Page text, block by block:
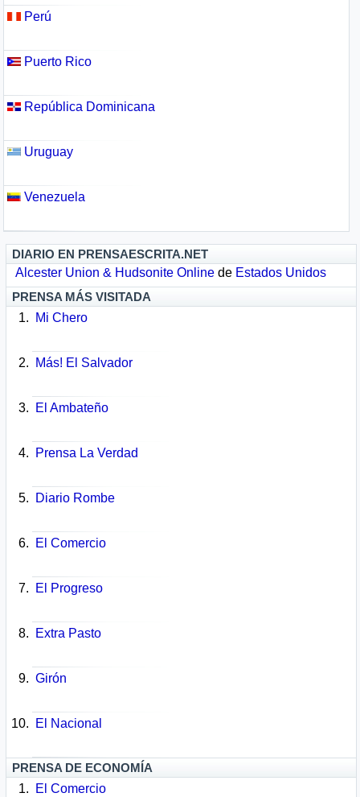
Perú
Puerto Rico
República Dominicana
Uruguay
Venezuela
DIARIO EN PRENSAESCRITA.NET
Alcester Union & Hudsonite Onlinede Estados Unidos
PRENSA MÁS VISITADA
Mi Chero
Más! El Salvador
El Ambateño
Prensa La Verdad
Diario Rombe
El Comercio
El Progreso
Extra Pasto
Girón
El Nacional
PRENSA DE ECONOMÍA
El Comercio